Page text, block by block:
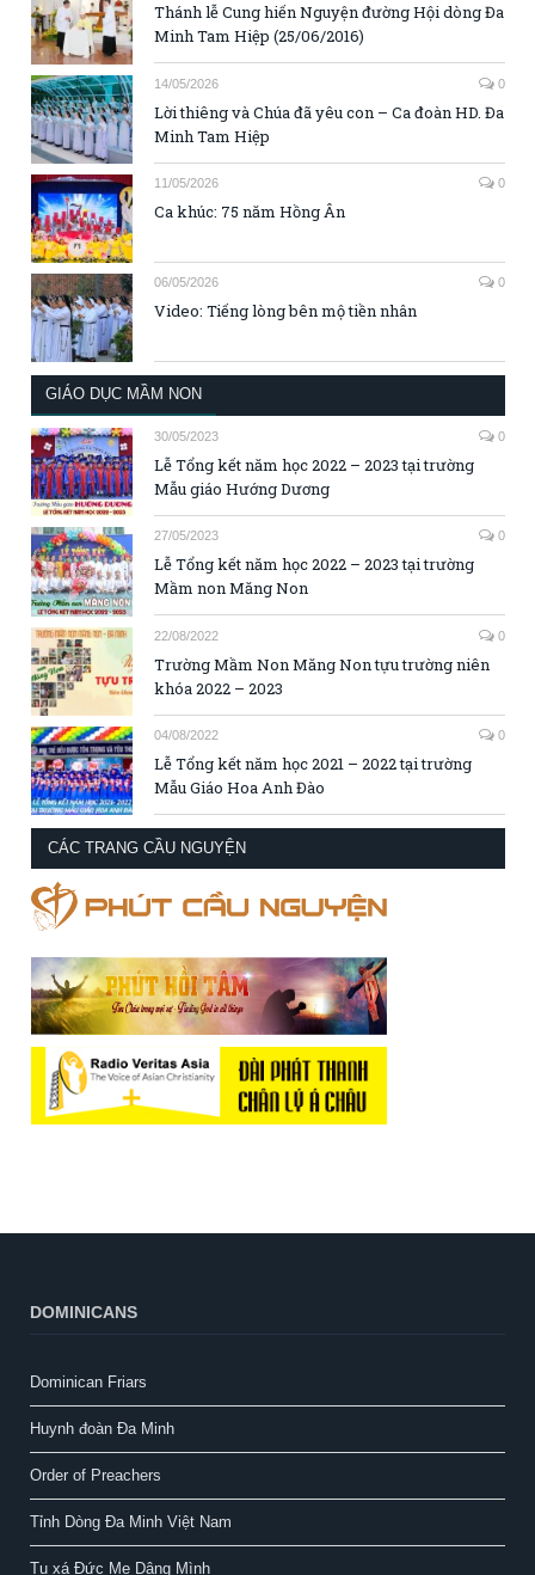
Thánh lễ Cung hiến Nguyện đường Hội dòng Đa
Minh Tam Hiệp (25/06/2016)
14/05/2026 0
Lời thiêng và Chúa đã yêu con – Ca đoàn HD. Đa
Minh Tam Hiệp
11/05/2026 0
Ca khúc: 75 năm Hồng Ân
06/05/2026 0
Video: Tiếng lòng bên mộ tiền nhân
GIÁO DỤC MẦM NON
30/05/2023 0
Lễ Tổng kết năm học 2022 – 2023 tại trường
Mẫu giáo Hướng Dương
27/05/2023 0
Lễ Tổng kết năm học 2022 – 2023 tại trường
Mầm non Măng Non
22/08/2022 0
Trường Mầm Non Măng Non tựu trường niên
khóa 2022 – 2023
04/08/2022 0
Lễ Tổng kết năm học 2021 – 2022 tại trường
Mẫu Giáo Hoa Anh Đào
CÁC TRANG CẦU NGUYỆN
DOMINICANS
Dominican Friars
Huynh đoàn Đa Minh
Order of Preachers
Tỉnh Dòng Đa Minh Việt Nam
Tu xá Đức Mẹ Dâng Mình